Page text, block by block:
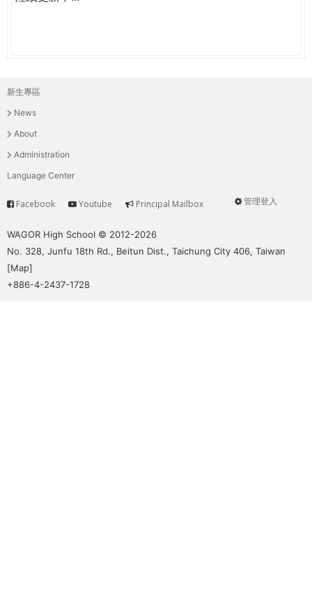
主
選
單
新生專區
News
About
Administration
Language Center
User
管理登入
Service
Facebook Youtube Principal Mailbox
WAGOR High School © 2012-2026
No. 328, Junfu 18th Rd., Beitun Dist., Taichung City 406, Taiwan
[Map]
+886-4-2437-1728